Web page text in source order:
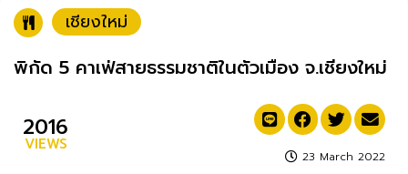
เชียงใหม่
พิกัด 5 คาเฟ่สายธรรมชาติในตัวเมือง จ.เชียงใหม่
2016
VIEWS
23 March 2022